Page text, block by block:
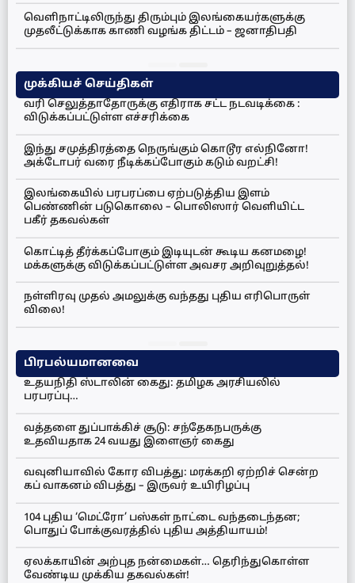
வெளிநாட்டிலிருந்து திரும்பும் இலங்கையர்களுக்கு
முதலீட்டுக்காக காணி வழங்க திட்டம் – ஜனாதிபதி
முக்கியச் செய்திகள்
வரி செலுத்தாதோருக்கு எதிராக சட்ட நடவடிக்கை :
விடுக்கப்பட்டுள்ள எச்சரிக்கை
இந்து சமுத்திரத்தை நெருங்கும் கொடூர எல்நினோ!
அக்டோபர் வரை நீடிக்கப்போகும் கடும் வறட்சி!
இலங்கையில் பரபரப்பை ஏற்படுத்திய இளம்
பெண்ணின் படுகொலை – பொலிஸார் வெளியிட்ட
பகீர் தகவல்கள்
கொட்டித் தீர்க்கப்போகும் இடியுடன் கூடிய கனமழை!
மக்களுக்கு விடுக்கப்பட்டுள்ள அவசர அறிவுறுத்தல்!
நள்ளிரவு முதல் அமலுக்கு வந்தது புதிய எரிபொருள்
விலை!
பிரபல்யமானவை
உதயநிதி ஸ்டாலின் கைது: தமிழக அரசியலில்
பரபரப்பு…
வத்தளை துப்பாக்கிச் சூடு: சந்தேகநபருக்கு
உதவியதாக 24 வயது இளைஞர் கைது
வவுனியாவில் கோர விபத்து: மரக்கறி ஏற்றிச் சென்ற
கப் வாகனம் விபத்து – இருவர் உயிரிழப்பு
104 புதிய ‘மெட்ரோ’ பஸ்கள் நாட்டை வந்தடைந்தன;
பொதுப் போக்குவரத்தில் புதிய அத்தியாயம்!
ஏலக்காயின் அற்புத நன்மைகள்… தெரிந்துகொள்ள
வேண்டிய முக்கிய தகவல்கள்!